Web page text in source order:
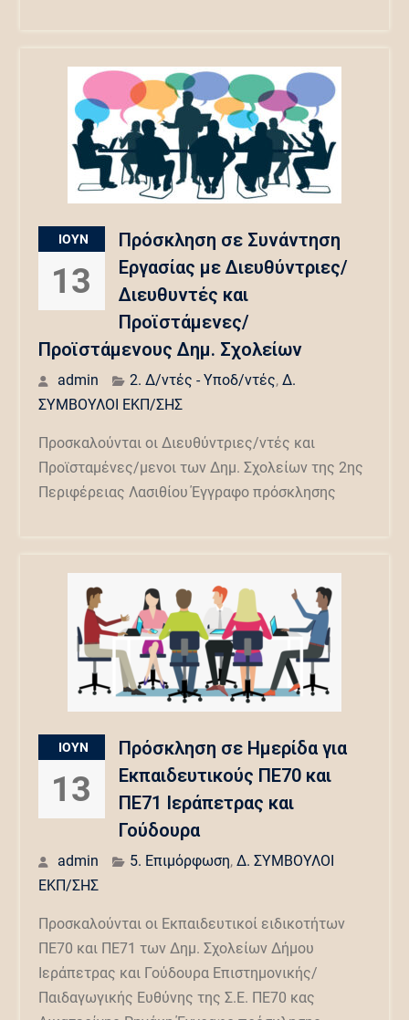
ΙΟΎΝ
13
Πρόσκληση σε Συνάντηση
Εργασίας με Διευθύντριες/
Διευθυντές και
Προϊστάμενες/
Προϊστάμενους Δημ. Σχολείων
admin 2. Δ/ντές - Υποδ/ντές, Δ.
ΣΥΜΒΟΥΛΟΙ ΕΚΠ/ΣΗΣ
Προσκαλούνται οι Διευθύντριες/ντές και
Προϊσταμένες/μενοι των Δημ. Σχολείων της 2ης
Περιφέρειας Λασιθίου Έγγραφο πρόσκλησης
ΙΟΎΝ
13
Πρόσκληση σε Ημερίδα για
Εκπαιδευτικούς ΠΕ70 και
ΠΕ71 Ιεράπετρας και
Γούδουρα
admin 5. Επιμόρφωση, Δ. ΣΥΜΒΟΥΛΟΙ
ΕΚΠ/ΣΗΣ
Προσκαλούνται οι Εκπαιδευτικοί ειδικοτήτων
ΠΕ70 και ΠΕ71 των Δημ. Σχολείων Δήμου
Ιεράπετρας και Γούδουρα Επιστημονικής/
Παιδαγωγικής Ευθύνης της Σ.Ε. ΠΕ70 κας